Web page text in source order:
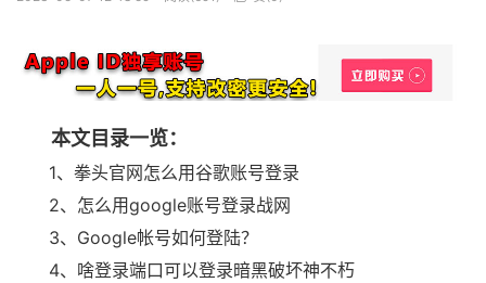
本文目录一览：
1、拳头官网怎么用谷歌账号登录
2、怎么用google账号登录战网
3、Google帐号如何登陆？
4、啥登录端口可以登录暗黑破坏神不朽